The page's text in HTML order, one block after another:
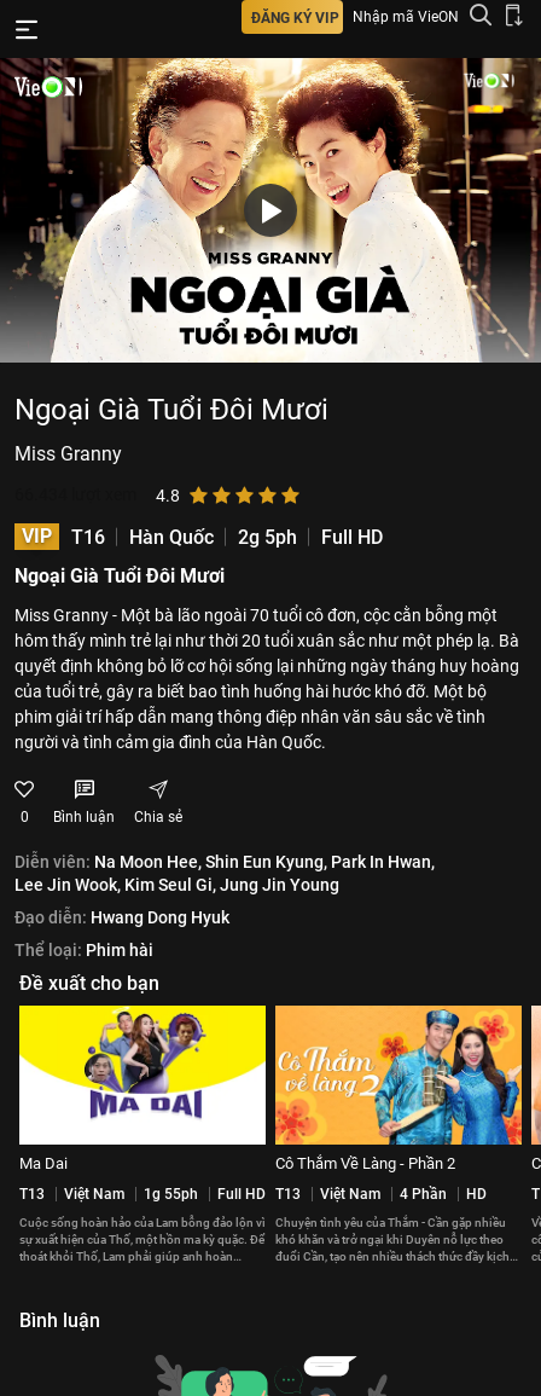
ĐĂNG KÝ VIP Nhập mã VieON
Ngoại Già Tuổi Đôi Mươi
Miss Granny
4.8
VIP T16 Hàn Quốc 2g 5ph
Full HD
Ngoại Già Tuổi Đôi Mươi
Miss Granny - Một bà lão ngoài 70 tuổi cô đơn, cộc cằn bỗng một
hôm thấy mình trẻ lại như thời 20 tuổi xuân sắc như một phép lạ. Bà
quyết định không bỏ lỡ cơ hội sống lại những ngày tháng huy hoàng
của tuổi trẻ, gây ra biết bao tình huống hài hước khó đỡ. Một bộ
phim giải trí hấp dẫn mang thông điệp nhân văn sâu sắc về tình
người và tình cảm gia đình của Hàn Quốc.
0 Bình luận Chia sẻ
Diễn viên: Na Moon Hee,Shin Eun Kyung, Park In Hwan,
Lee Jin Wook, Kim Seul Gi,Jung Jin Young
Đạo diễn: Hwang Dong Hyuk
Thể loại: Phim hài
Đề xuất cho bạn
Ma Dai
T13 Việt Nam 1g 55ph Full HD
Cuộc sống hoàn hảo của Lam bỗng đảo lộn vì
sự xuất hiện của Thố, một hồn ma kỳ quặc. Để
thoát khỏi Thố, Lam phải giúp anh hoàn
Cô Thắm Về Làng - Phần 2
T13 Việt Nam 4 Phần HD
Chuyện tình yêu của Thắm - Cần gặp nhiều
khó khăn và trở ngại khi Duyên nỗ lực theo
đuổi Cần, tạo nên nhiều thách thức đầy kịch
Bình luận